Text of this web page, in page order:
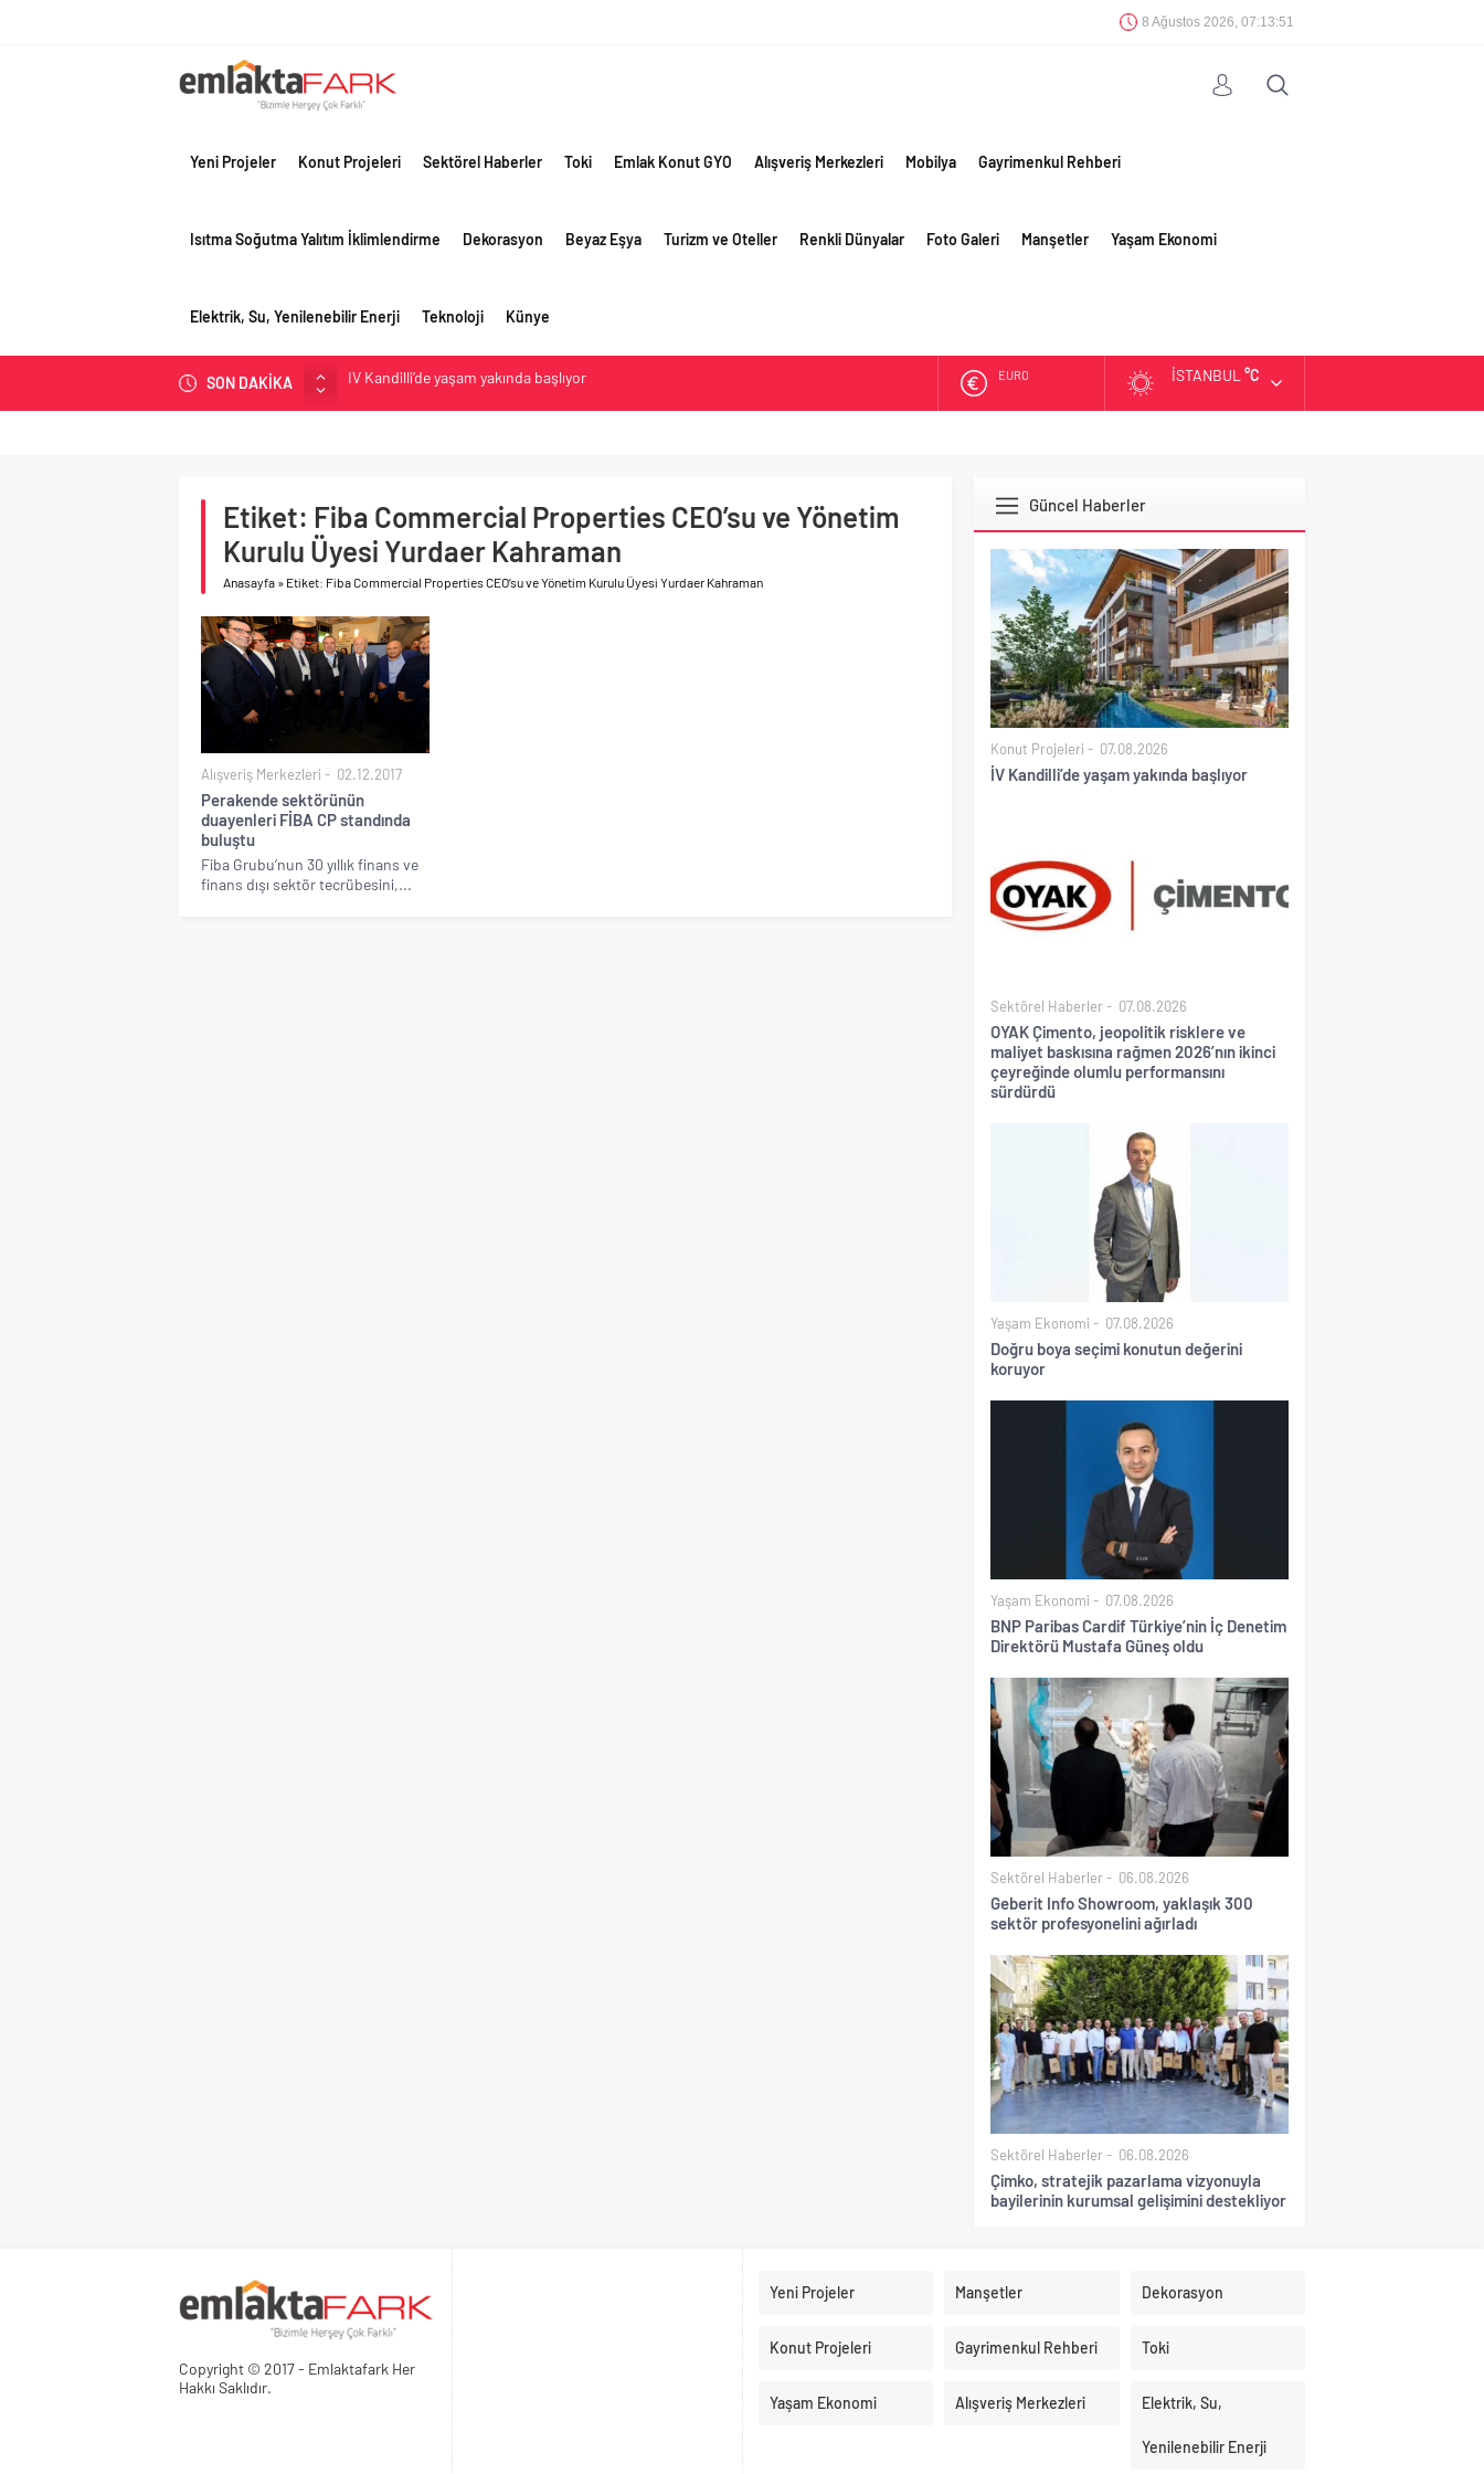
8 Ağustos 2026, 07:13:51
Yeni Projeler Konut Projeleri Sektörel Haberler Toki Emlak Konut GYO Alışveriş Merkezleri Mobilya Gayrimenkul Rehberi
Isıtma Soğutma Yalıtım İklimlendirme Dekorasyon Beyaz Eşya Turizm ve Oteller Renkli Dünyalar Foto Galeri Manşetler Yaşam Ekonomi
Elektrik, Su, Yenilenebilir Enerji Teknoloji Künye
SON DAKİKA
OYAK Çimento, jeopolitik risklere ve maliyet baskısına rağmen 2026’nın ikinci
Birleşik Arap Emirlikleri’nin ilk yüksek hızlı demiryolu projesine Kalyon İnşaat imzası
EURO İSTANBUL °C
Etiket: Fiba Commercial Properties CEO’su ve Yönetim
Kurulu Üyesi Yurdaer Kahraman
Anasayfa » Etiket: Fiba Commercial Properties CEO’su ve Yönetim Kurulu Üyesi Yurdaer Kahraman
Alışveriş Merkezleri 02.12.2017
Perakende sektörünün
duayenleri FİBA CP standında
buluştu
Fiba Grubu’nun 30 yıllık finans ve
finans dışı sektör tecrübesini,...
Güncel Haberler
Konut Projeleri 07.08.2026
İV Kandilli’de yaşam yakında başlıyor
Sektörel Haberler 07.08.2026
OYAK Çimento, jeopolitik risklere ve
maliyet baskısına rağmen 2026’nın ikinci
çeyreğinde olumlu performansını
sürdürdü
Yaşam Ekonomi 07.08.2026
Doğru boya seçimi konutun değerini
koruyor
Yaşam Ekonomi 07.08.2026
BNP Paribas Cardif Türkiye’nin İç Denetim
Direktörü Mustafa Güneş oldu
Sektörel Haberler 06.08.2026
Geberit Info Showroom, yaklaşık 300
sektör profesyonelini ağırladı
Sektörel Haberler 06.08.2026
Çimko, stratejik pazarlama vizyonuyla
bayilerinin kurumsal gelişimini destekliyor
Copyright © 2017 - Emlaktafark Her
Hakkı Saklıdır.
Yeni Projeler Manşetler Dekorasyon
Konut Projeleri Gayrimenkul Rehberi Toki
Yaşam Ekonomi Alışveriş Merkezleri Elektrik, Su,
Yenilenebilir Enerji